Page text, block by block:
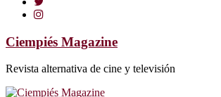
Ciempiés Magazine
Revista alternativa de cine y televisión